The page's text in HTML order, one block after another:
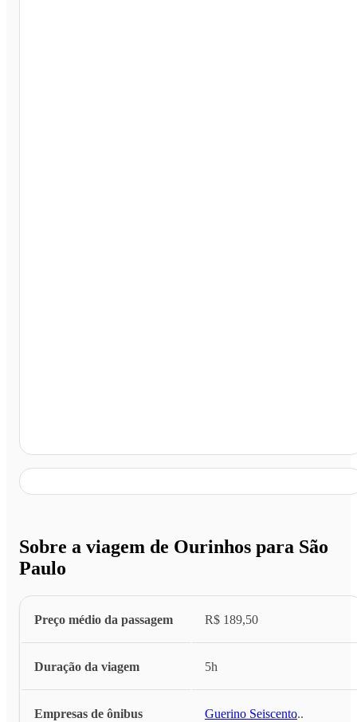
Sobre a viagem de Ourinhos para São
Paulo
Preço médio da passagem R$ 189,50
Duração da viagem 5h
Empresas de ônibus Guerino Seiscento...